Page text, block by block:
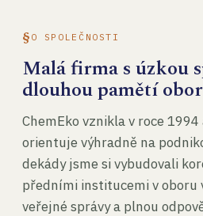
O SPOLEČNOSTI
Malá firma s úzkou
dlouhou pamětí
ChemEko vznikla v roce
orientuje výhradně na
dekády jsme si vybudovali
předními institucemi v oboru
veřejné správy a plnou